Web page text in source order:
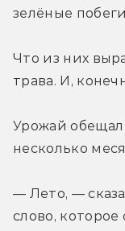
зелёные
Что из них
трава. И,
Урожай обещал
несколько
— Лето, —
слово, которое